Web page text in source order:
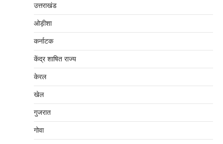
उत्तराखंड
ओड़ीशा
कर्नाटक
केंद्र शाषित राज्य
केरल
खेल
गुजरात
गोवा